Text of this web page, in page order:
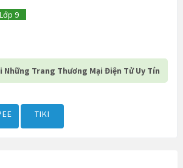
9
Những Trang Thương Mại Điện Tử Uy Tín
TIKI